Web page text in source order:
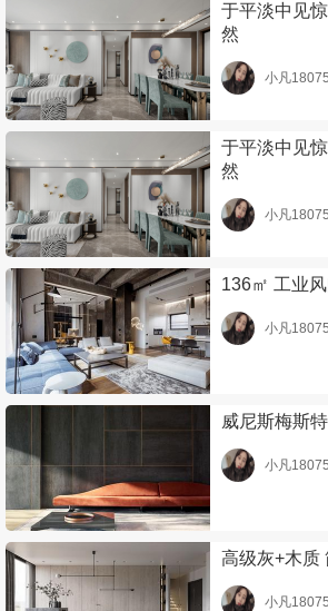
于平淡中见
然
小凡
于平淡中见
然
小凡
136㎡ 工业
小凡
威尼斯梅斯
小凡
高级灰+木质
小凡